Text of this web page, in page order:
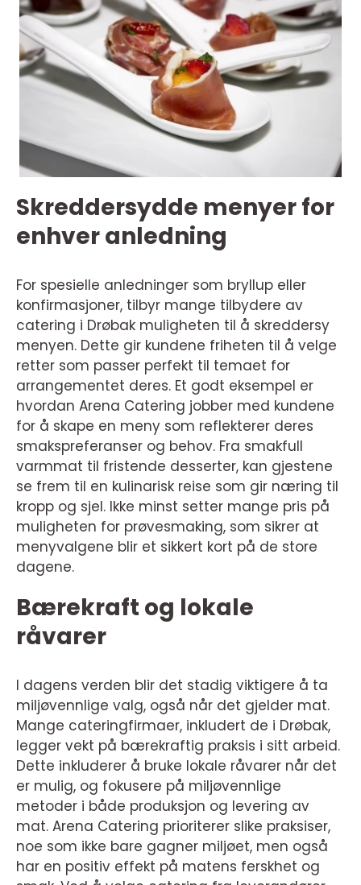
Skreddersydde menyer for
enhver anledning
For spesielle anledninger som bryllup eller
konfirmasjoner, tilbyr mange tilbydere av
catering i Drøbak muligheten til å skreddersy
menyen. Dette gir kundene friheten til å velge
retter som passer perfekt til temaet for
arrangementet deres. Et godt eksempel er
hvordan Arena Catering jobber med kundene
for å skape en meny som reflekterer deres
smakspreferanser og behov. Fra smakfull
varmmat til fristende desserter, kan gjestene
se frem til en kulinarisk reise som gir næring til
kropp og sjel. Ikke minst setter mange pris på
muligheten for prøvesmaking, som sikrer at
menyvalgene blir et sikkert kort på de store
dagene.
Bærekraft og lokale
råvarer
I dagens verden blir det stadig viktigere å ta
miljøvennlige valg, også når det gjelder mat.
Mange cateringfirmaer, inkludert de i Drøbak,
legger vekt på bærekraftig praksis i sitt arbeid.
Dette inkluderer å bruke lokale råvarer når det
er mulig, og fokusere på miljøvennlige
metoder i både produksjon og levering av
mat. Arena Catering prioriterer slike praksiser,
noe som ikke bare gagner miljøet, men også
har en positiv effekt på matens ferskhet og